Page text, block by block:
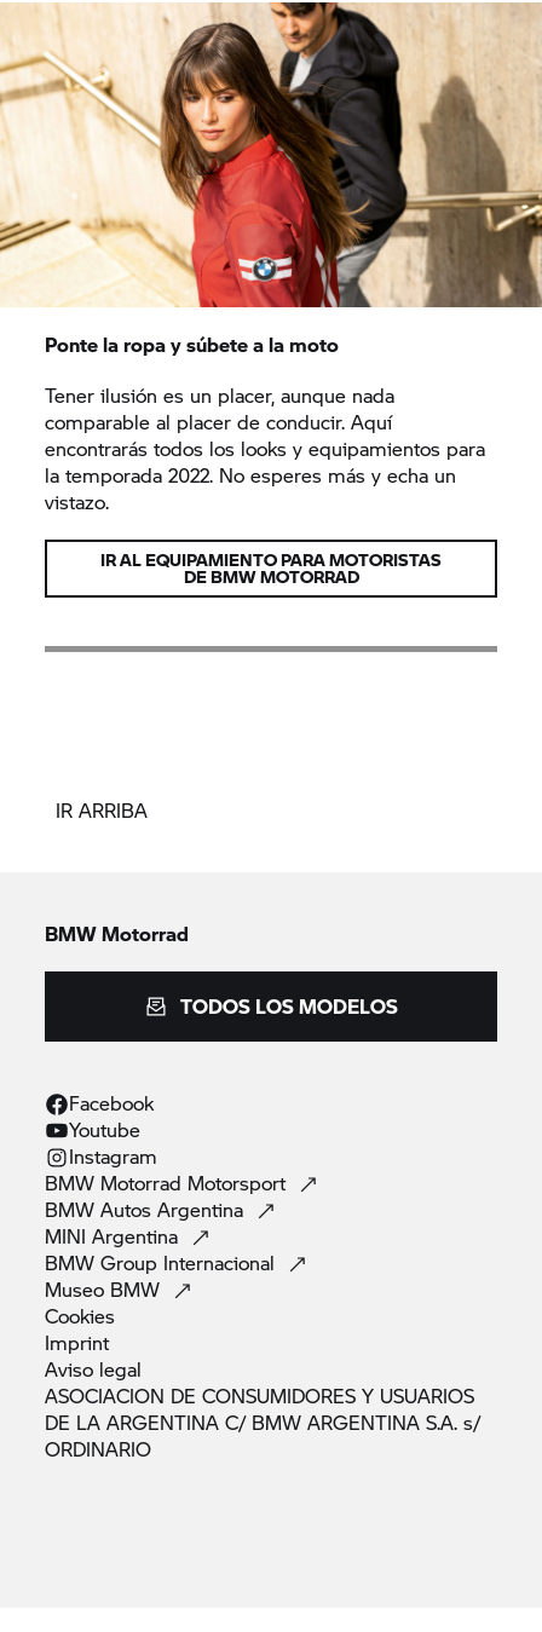
Ponte la ropa y súbete a la moto
Tener ilusión es un placer, aunque nada
comparable al placer de conducir. Aquí
encontrarás todos los looks y equipamientos para
la temporada 2022. No esperes más y echa un
vistazo.
IR AL EQUIPAMIENTO PARA MOTORISTAS
DE BMW MOTORRAD
IR ARRIBA
BMW Motorrad
TODOS LOS MODELOS
Facebook
Youtube
Instagram
BMW Motorrad Motorsport
BMW AutosArgentina
MINIArgentina
BMW Group Internacional
Museo BMW
Cookies
Imprint
Aviso legal
ASOCIACION DE CONSUMIDORES Y USUARIOS
DE LA ARGENTINA C/ BMW ARGENTINA S.A. s/
ORDINARIO